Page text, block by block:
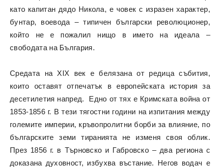
като капитан дядо Никола, е човек с изразен характер,
бунтар, воевода – типичен български революционер,
който не е пожалил нищо в името на идеала –
свободата на България.
Средата на XIX век е белязана от редица събития,
които оставят отпечатък в европейската история за
десетилетия напред. Едно от тях е Кримската война от
1853-1856 г. В тези тягостни години на изпитания между
големите империи, кръвопролитни борби за влияние, по
българските земи тиранията не изменя своя облик.
През 1856 г. в Търновско и Габровско – два региона с
доказана духовност, избухва въстание. Негов водач е